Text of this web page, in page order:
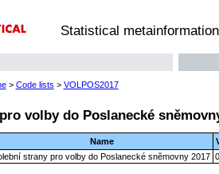
Statistical
> Code lists > VOLPOS2017
volby do Poslanecké
Name
strany pro volby do Poslanecké sněmovny 2017